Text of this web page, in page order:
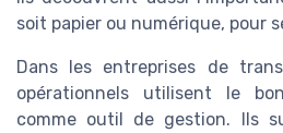
soit papier ou numérique, pour
Dans les entreprises de
opérationnels utilisent le
comme outil de gestion. Ils